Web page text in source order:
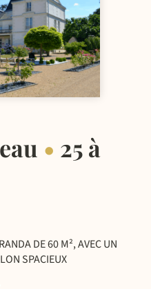
:
02 43 07 90 48
• 25 à
DE 60 M², AVEC UN
SPACIEUX